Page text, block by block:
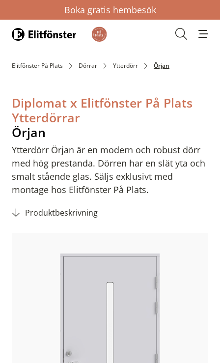
Boka gratis hembesök
Hem
Elitfönster På Plats Dörrar Ytterdörr Örjan
Diplomat x Elitfönster På Plats
Ytterdörrar
Örjan
Ytterdörr Örjan är en modern och robust dörr
med hög prestanda. Dörren har en slät yta och
smalt stående glas. Säljs exklusivt med
montage hos Elitfönster På Plats.
Produktbeskrivning